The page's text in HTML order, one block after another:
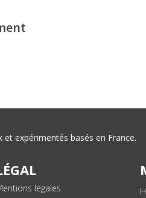
expérimentés basés en France.
légales